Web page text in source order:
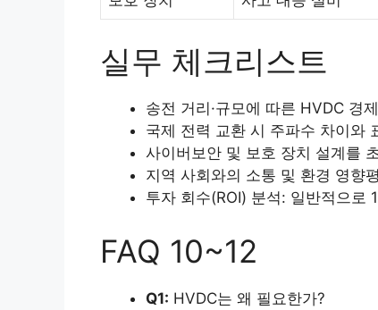
실무 체크리스트
송전 거리·규모에 따른 HVDC 경
국제 전력 교환 시 주파수 차이와
사이버보안 및 보호 장치 설계를
지역 사회와의 소통 및 환경 영향
투자 회수(ROI) 분석: 일반적으로
FAQ 10~12
Q1: HVDC는 왜 필요한가?